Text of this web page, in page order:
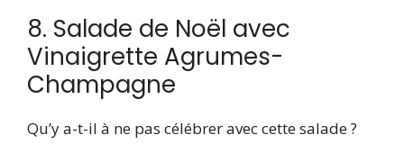
8. Salade de Noël avec
Vinaigrette Agrumes-
Champagne
Qu’y a-t-il à ne pas célébrer avec cette salade ?